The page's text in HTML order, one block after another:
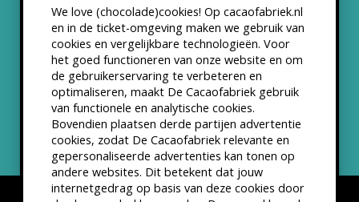
We love (chocolade)cookies! Op cacaofabriek.nl
en in de ticket-omgeving maken we gebruik van
cookies en vergelijkbare technologieën. Voor
het goed functioneren van onze website en om
de gebruikerservaring te verbeteren en
optimaliseren, maakt De Cacaofabriek gebruik
van functionele en analytische cookies.
Bovendien plaatsen derde partijen advertentie
cookies, zodat De Cacaofabriek relevante en
gepersonaliseerde advertenties kan tonen op
andere websites. Dit betekent dat jouw
internetgedrag op basis van deze cookies door
Partners & Samenwerkingen
ANBI status
Nieuwsbrief